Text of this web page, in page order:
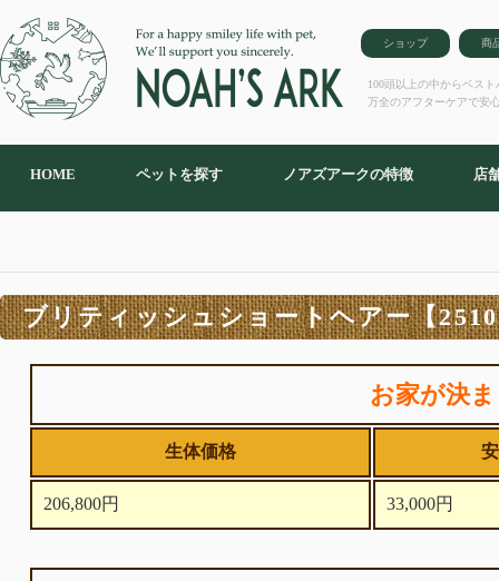
ショップ 商
100頭以上の中からベス
万全のアフターケアで安
HOME ペットを探す ノアズアークの特徴 店
ブリティッシュショートヘアー【
お家が決
生体価格
206,800円 33,000円